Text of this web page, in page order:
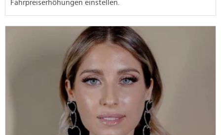
Fahrpreiserhöhungen einstellen.